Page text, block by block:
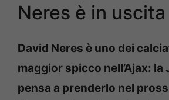
Neres è in uscita
David Neres è uno dei
maggior spicco nell’Ajax: la
pensa a prenderlo nel